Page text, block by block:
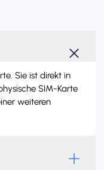
Sie ist direkt in
SIM-Karte
weiteren